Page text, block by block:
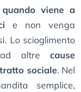
viene a
e non venga
Lo scioglimento
ad altre cause
sociale. Nel
semplice,